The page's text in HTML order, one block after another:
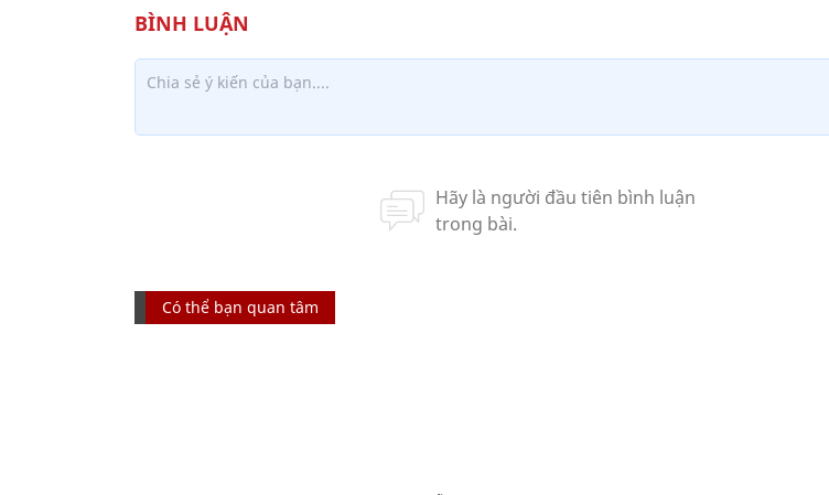
Có thể bạn quan tâm